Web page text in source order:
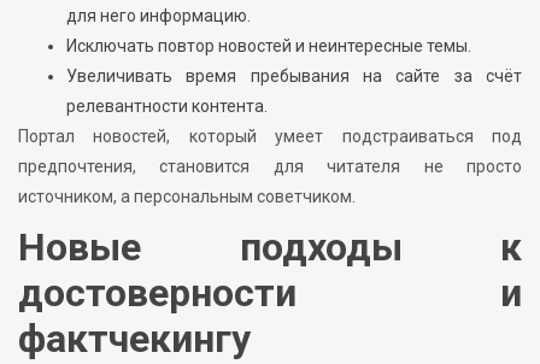
для него информацию.
Исключать повтор новостей и неинтересные темы.
Увеличивать время пребывания на сайте за счёт
релевантности контента.
Портал новостей, который умеет подстраиваться под
предпочтения, становится для читателя не просто
источником, а персональным советчиком.
Новые подходы к
достоверности и
фактчекингу